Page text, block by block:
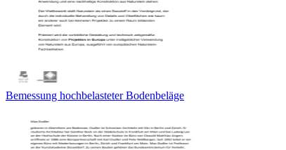
Bemessung hochbelasteter Bodenbeläge